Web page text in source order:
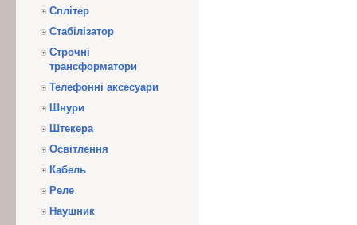
Сплітер
Стабілізатор
Строчні
трансформатори
Телефонні аксесуари
Шнури
Штекера
Освітлення
Кабель
Реле
Наушник